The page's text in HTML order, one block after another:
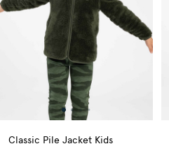
Classic Pile Jacket Kids